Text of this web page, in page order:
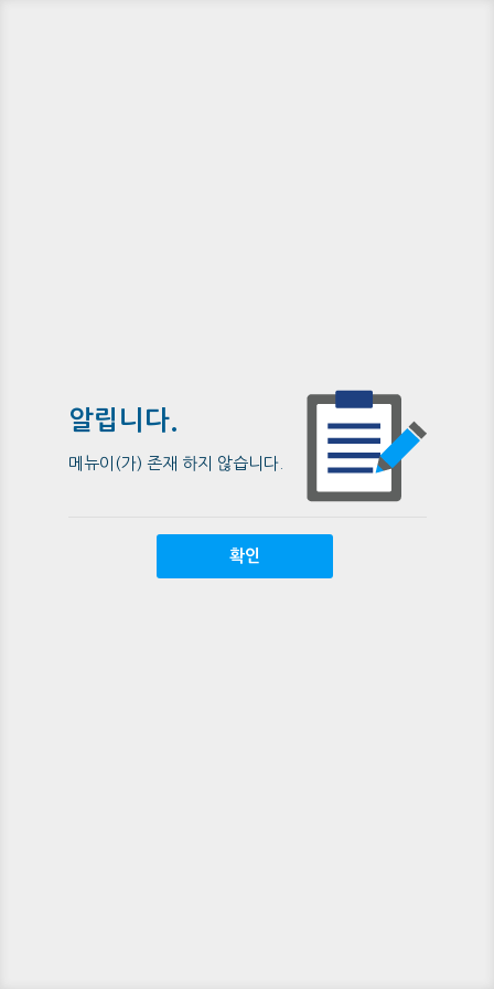
알립니다.
메뉴이(가) 존재 하지 않습니다.